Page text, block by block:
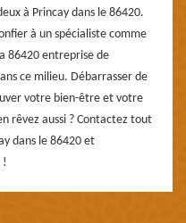
à Princay dans le 86420.
à un spécialiste comme
86420 entreprise de
ce milieu. Débarrasser de
votre bien-être et votre
rêvez aussi ? Contactez tout
dans le 86420 et
!